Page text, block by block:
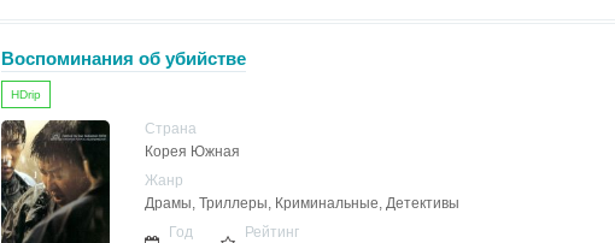
Воспоминания об убийстве
HDrip
Страна
Корея Южная
Жанр
Драмы, Триллеры, Криминальные, Детективы
Год
Рейтинг